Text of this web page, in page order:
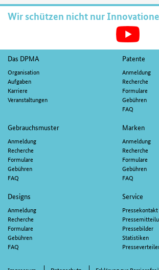
Wir schützen nicht nur
Fußnavigation
Das DPMA
Organisation
Aufgaben
Karriere
Veranstaltungen
Patente
Anmeldung
Recherche
Formulare
Gebühren
FAQ
Gebrauchsmuster
Anmeldung
Recherche
Formulare
Gebühren
FAQ
Marken
Anmeldung
Recherche
Formulare
Gebühren
FAQ
Designs
Anmeldung
Recherche
Formulare
Gebühren
FAQ
Service
Pressekontakt
Pressebilder
Statistiken